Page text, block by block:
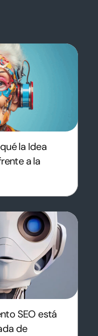
la Idea
a la
SEO está
de